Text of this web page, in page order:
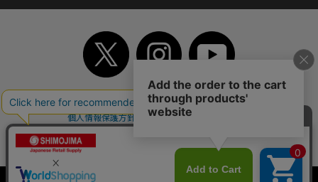
TOP 初めてご利用のお客様へ ご利用案内
ご利用規約
個人情報保護方針
特定商取引法
よくあるご質問
サイトマップ
WEBカタログ 英語版TOP
Copyright© 2018 SHIMOJIMA Co.,Ltd. All Rights Reserved.